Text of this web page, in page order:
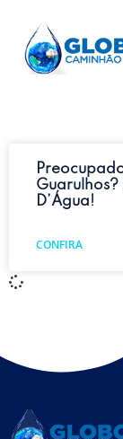
D’Água!
CONFIRA